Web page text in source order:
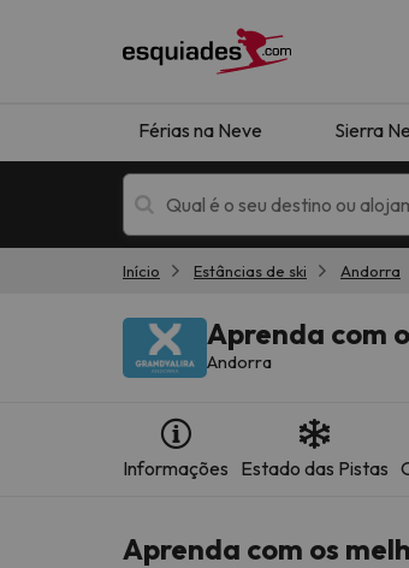
Férias na Neve Sierra
Início Estâncias de ski Andorra
Aprenda com
Andorra
Informações Estado das Pistas
Aprenda com os